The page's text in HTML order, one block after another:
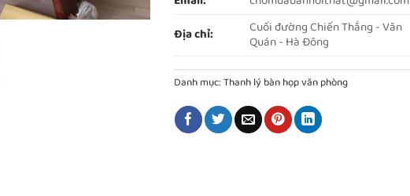
Địa chỉ:
Cuối đường Chiến Thắng - Văn
Quán - Hà Đông
Danh mục:Thanh lý bàn họp văn phòng